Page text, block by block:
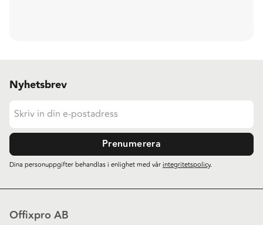
Nyhetsbrev
Prenumerera
Dina personuppgifter behandlas i enlighet med vårintegritetspolicy.
Offixpro AB